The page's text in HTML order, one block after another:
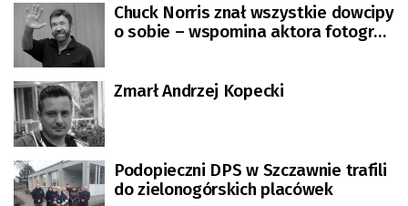
Chuck Norris znał wszystkie dowcipy
o sobie – wspomina aktora fotograf
Zmarł Andrzej Kopecki
Podopieczni DPS w Szczawnie trafili
do zielonogórskich placówek